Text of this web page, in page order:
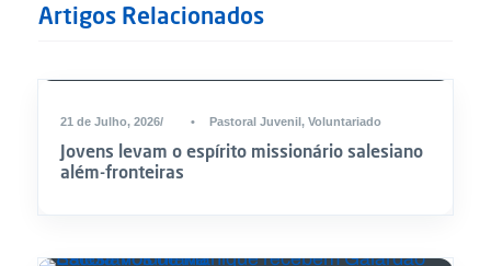
Artigos Relacionados
DESTAQUE
21 de Julho, 2026 • Pastoral Juvenil , Voluntariado
Jovens levam o espírito missionário salesiano
além-fronteiras